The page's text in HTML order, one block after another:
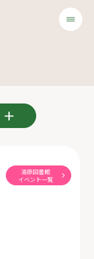
湯原図書館
イベント一覧